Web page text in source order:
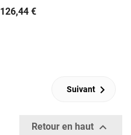
126,44 €
Suivant 
Retour en haut 